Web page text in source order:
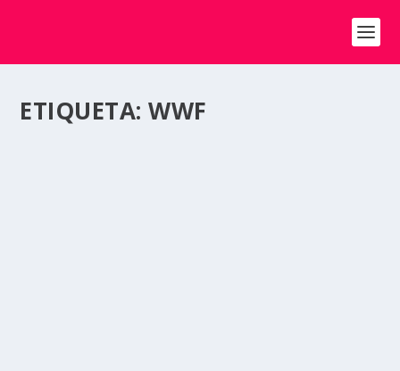
ETIQUETA:WWF